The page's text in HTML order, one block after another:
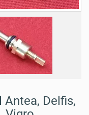
Delfis,